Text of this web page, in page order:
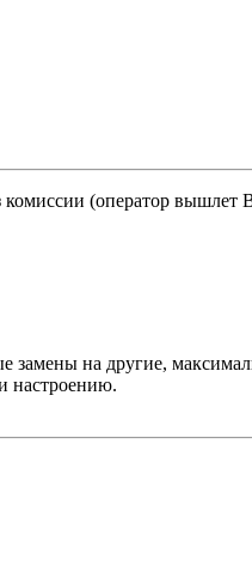
(оператор вышлет
на другие,
настроению.